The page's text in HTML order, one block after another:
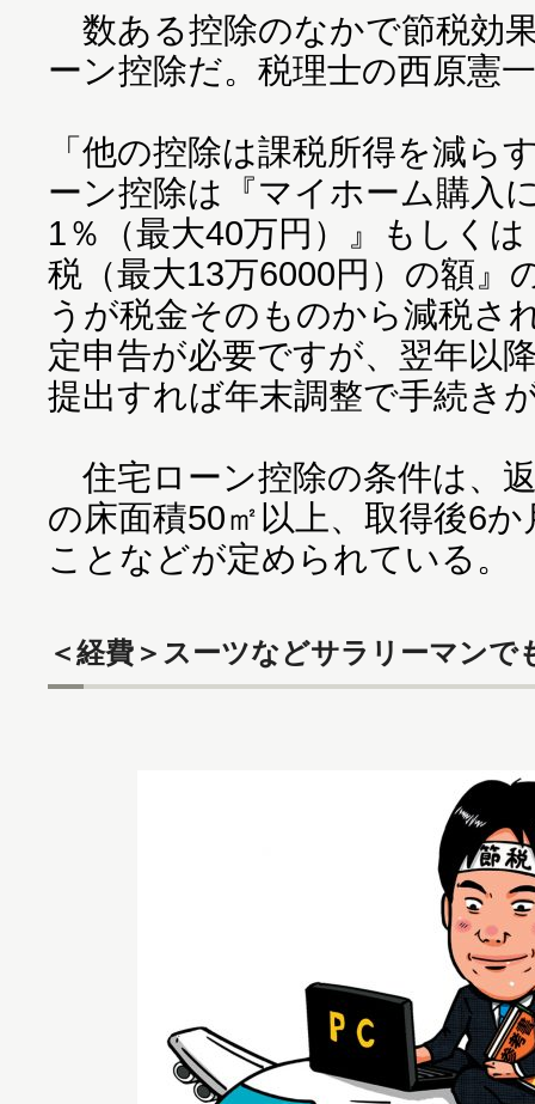
数ある控除のなかで節税効
ーン控除だ。税理士の西原憲
「他の控除は課税所得を減ら
ーン控除は『マイホーム購入
1％（最大40万円）』もしく
税（最大13万6000円）の額』
うが税金そのものから減税さ
定申告が必要ですが、翌年以
提出すれば年末調整で手続き
住宅ローン控除の条件は、
の床面積50㎡以上、取得後6
ことなどが定められている。
＜経費＞スーツなどサラリーマンで